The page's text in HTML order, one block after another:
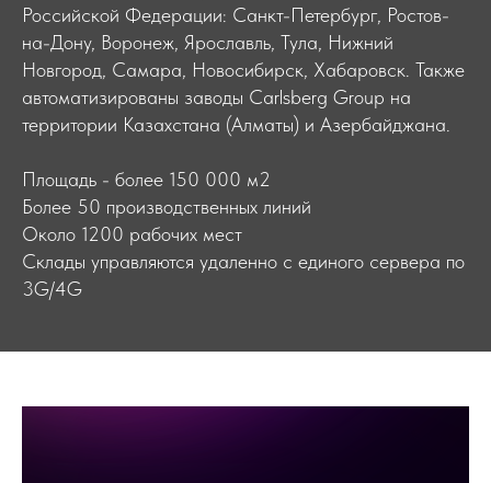
Российской Федерации: Санкт-Петербург, Ростов-
на-Дону, Воронеж, Ярославль, Тула, Нижний
Новгород, Самара, Новосибирск, Хабаровск. Также
автоматизированы заводы Carlsberg Group на
территории Казахстана (Алматы) и Азербайджана.
Площадь - более 150 000 м2
Более 50 производственных линий
Около 1200 рабочих мест
Склады управляются удаленно с единого сервера по
3G/4G